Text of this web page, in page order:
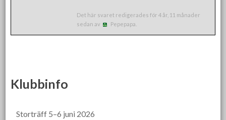
Det här svaret redigerades för 4 år, 11 månader
sedan av
Pepepapa.
Klubbinfo
Storträff 5–6 juni 2026